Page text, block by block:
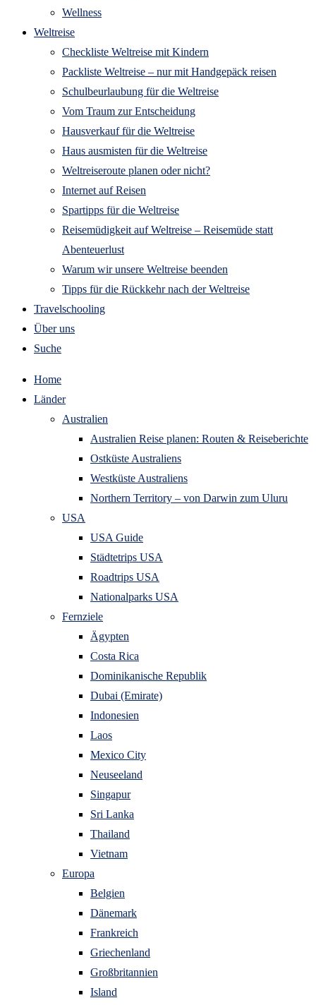
Wellness
Weltreise
Checkliste Weltreise mit Kindern
Packliste Weltreise – nur mit Handgepäck reisen
Schulbeurlaubung für die Weltreise
Vom Traum zur Entscheidung
Hausverkauf für die Weltreise
Haus ausmisten für die Weltreise
Weltreiseroute planen oder nicht?
Internet auf Reisen
Spartipps für die Weltreise
Reisemüdigkeit auf Weltreise – Reisemüde statt
Abenteuerlust
Warum wir unsere Weltreise beenden
Tipps für die Rückkehr nach der Weltreise
Travelschooling
Über uns
Suche
Home
Länder
Australien
Australien Reise planen: Routen & Reiseberichte
Ostküste Australiens
Westküste Australiens
Northern Territory – von Darwin zum Uluru
USA
USA Guide
Städtetrips USA
Roadtrips USA
Nationalparks USA
Fernziele
Ägypten
Costa Rica
Dominikanische Republik
Dubai (Emirate)
Indonesien
Laos
Mexico City
Neuseeland
Singapur
Sri Lanka
Thailand
Vietnam
Europa
Belgien
Dänemark
Frankreich
Griechenland
Großbritannien
Island